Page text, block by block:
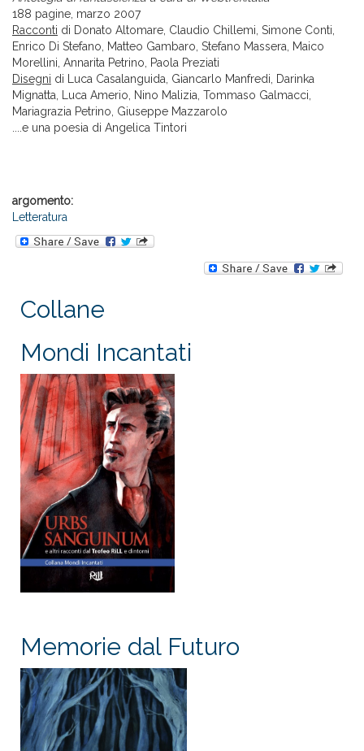
188 pagine, marzo 2007
Racconti di Donato Altomare, Claudio Chillemi, Simone Conti,
Enrico Di Stefano, Matteo Gambaro, Stefano Massera, Maico
Morellini, Annarita Petrino, Paola Preziati
Disegni di Luca Casalanguida, Giancarlo Manfredi, Darinka
Mignatta, Luca Amerio, Nino Malizia, Tommaso Galmacci,
Mariagrazia Petrino, Giuseppe Mazzarolo
....e una poesia di Angelica Tintori
argomento:
Letteratura
Collane
Mondi Incantati
Memorie dal Futuro